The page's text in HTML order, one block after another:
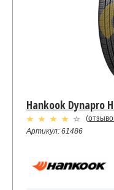
Hankook Dynapro
(
Артикул: 61486